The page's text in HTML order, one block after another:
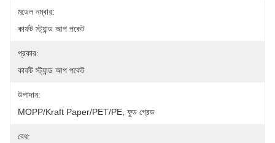
মডেল নম্বার:
কার্ফট স্ট্যান্ড আপ পকেট
প্রকার:
কার্ফট স্ট্যান্ড আপ পকেট
উপাদান:
MOPP/Kraft Paper/PET/PE, ফুড গ্রেড
বেধ: